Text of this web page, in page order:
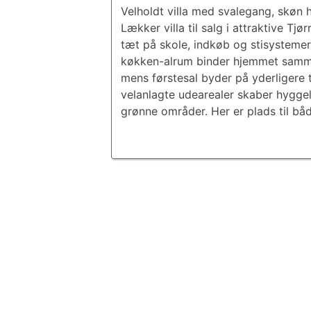
Velholdt villa med svalegang,
Lækker villa til salg i attraktive
tæt på skole, indkøb og
køkken-alrum binder hjemmet
mens førstesal byder på
velanlagte udearealer skaber
grønne områder. Her er plads til